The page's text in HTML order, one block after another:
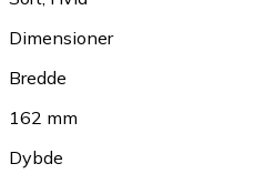
Dimensioner
Bredde
162 mm
Dybde